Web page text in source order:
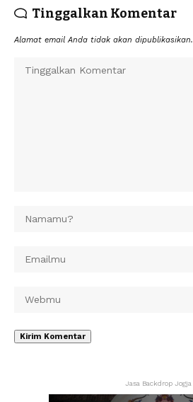
Tinggalkan Komentar
Alamat email Anda tidak akan dipublikasikan.
Jasa Backdrop Jogja